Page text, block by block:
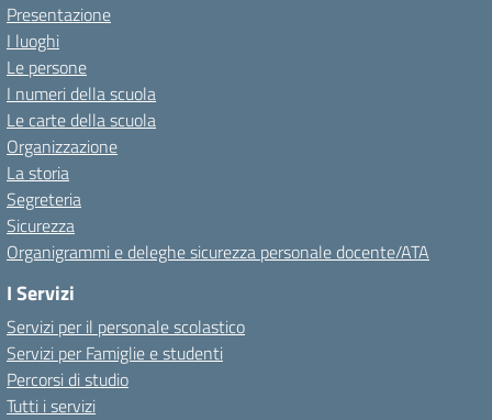
Presentazione
I luoghi
Le persone
I numeri della scuola
Le carte della scuola
Organizzazione
La storia
Segreteria
Sicurezza
Organigrammi e deleghe sicurezza personale docente/ATA
I Servizi
Servizi per il personale scolastico
Servizi per Famiglie e studenti
Percorsi di studio
Tutti i servizi